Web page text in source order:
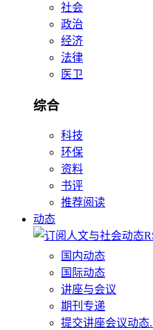
社会
政治
经济
法律
医卫
综合
科技
环保
资料
书评
推荐阅读
动态
国内动态
国际动态
讲座与会议
期刊专递
提交讲座会议动态